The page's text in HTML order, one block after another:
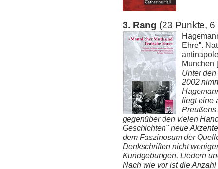
3. Rang (23 Punkte, 6
Ehre".
München
Unter
2002
liegt eine
Preußens
gegenüber den vielen
Geschichten" neue
dem Faszinosum der
Denkschriften nicht
Kundgebungen, Liedern
Nach wie vor ist die